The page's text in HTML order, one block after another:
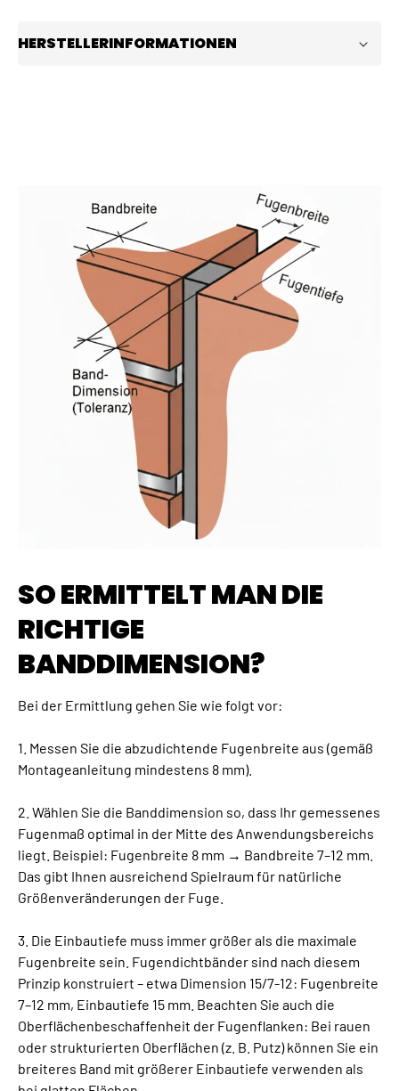
HERSTELLERINFORMATIONEN
SO ERMITTELT MAN DIE
RICHTIGE
BANDDIMENSION?
Bei der Ermittlung gehen Sie wie folgt vor:
1. Messen Sie die abzudichtende Fugenbreite aus (gemäß
Montageanleitung mindestens 8 mm).
2. Wählen Sie die Banddimension so, dass Ihr gemessenes
Fugenmaß optimal in der Mitte des Anwendungsbereichs
liegt. Beispiel: Fugenbreite 8 mm → Bandbreite 7–12 mm.
Das gibt Ihnen ausreichend Spielraum für natürliche
Größenveränderungen der Fuge.
3. Die Einbautiefe muss immer größer als die maximale
Fugenbreite sein. Fugendichtbänder sind nach diesem
Prinzip konstruiert – etwa Dimension 15/7-12: Fugenbreite
7–12 mm, Einbautiefe 15 mm. Beachten Sie auch die
Oberflächenbeschaffenheit der Fugenflanken: Bei rauen
oder strukturierten Oberflächen (z. B. Putz) können Sie ein
breiteres Band mit größerer Einbautiefe verwenden als